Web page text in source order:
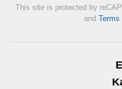
This site is protected by
and